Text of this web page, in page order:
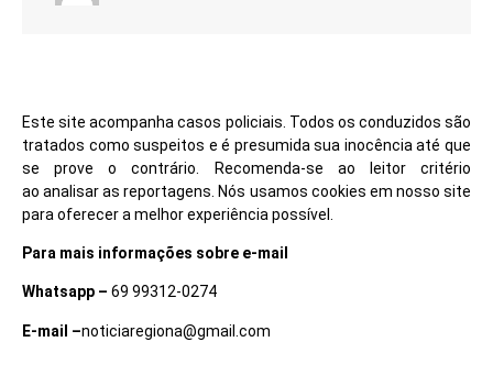
Este site acompanha casos policiais. Todos os conduzidos são
tratados como suspeitos e é presumida sua inocência até que
se prove o contrário. Recomenda-se ao leitor critério
ao analisar as reportagens. Nós usamos cookies em nosso site
para oferecer a melhor experiência possível.
Para mais informações sobre e-mail
Whatsapp – 69 99312-0274
E-mail –noticiaregiona@gmail.com